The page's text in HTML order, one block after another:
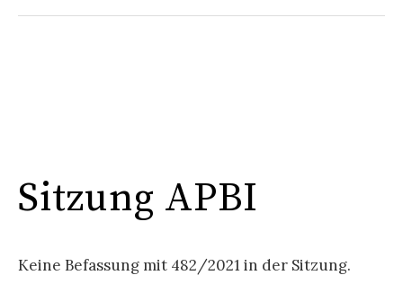
Sitzung APBI
Keine Befassung mit 482/2021 in der Sitzung.